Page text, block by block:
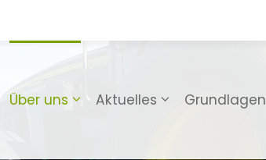
Über uns Aktuelles Grundlagen